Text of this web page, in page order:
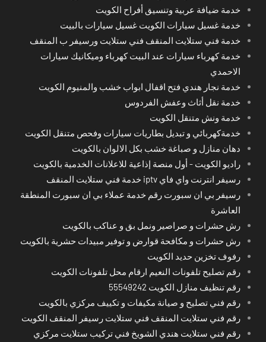
خدمة ضيافة عربية وتنسيق أفراح الكويت
خدمة غسيل سيارات الكويت غسيل سيارات بالبيت
خدمة فني ستلايت المنقف فني ستلايت ورسيفر ب المنقف
خدمة كهرباء سيارات عند البيت كهرباء وميكانيك سيارات
الاحمدي
خدمة نجار هندي فتح اقفال ابواب خشب والمنيوم الكويت
خدمة نقل أثاث وعفش الفردوس
خدمة ونش متنقل الكويت
خدمةكهربائي و تبديل بطاريات سيارات وفحص متنقل الكويت
دهان منازل و صباغة خشب بكل الالوان بالكويت
راديو الكويت - أول منصة إذاعية للاعلانات الخدمية بالكويت
رسيفر انترنت واي فاي iptv خدمة فني ستلايت المنقف
رسيفر بي ان سبورت رقم خدمة عملاء بي ان سبورت المنطقة
العاشرة
رش حشرات و صراصير ونمل بق و عناكب بالكويت
رش حشرات و مكافحة قوارض و توفير مبيدات حشرية بالكويت
رفوف تخزين حديد الكويت
رقم تصليح تلفونات النعيم ارقام محل تلفونات الكويت
رقم تنظيف منازل الكويت 55549242
رقم فني تصليح و صيانة مكيفات و تكييف مركزي بالكويت
رقم فني ستلايت المنقف فني ستلايت رسيفر المنقف الكويت
رقم فني ستلايت هندي الشويخ فني تركيب ستلايت مركزي